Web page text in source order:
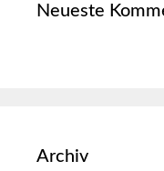
Neueste
Archiv